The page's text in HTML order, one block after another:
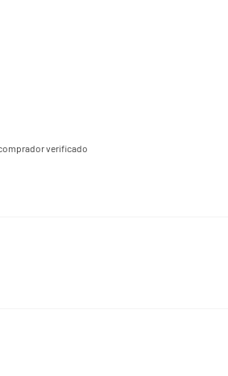
verificado